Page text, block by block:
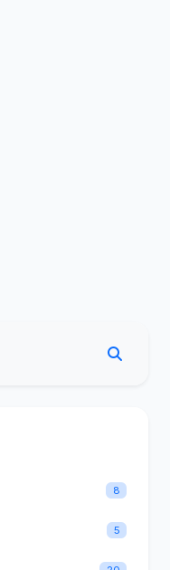
8
5